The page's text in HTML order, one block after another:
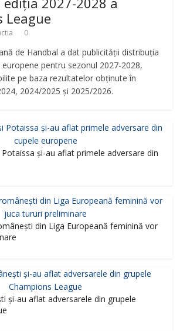
League
0
de Handbal a dat publicității distribuția
pentru sezonul 2027-2028,
pe baza rezultatelor obținute în
2024/2025 și 2025/2026.
și-au aflat primele adversare din
din Liga Europeană feminină vor
și-au aflat adversarele din grupele